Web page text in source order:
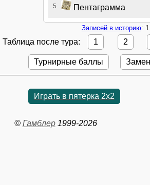
5 Пентаграмма
Записей в историю: 1
Таблица после тура: 1 2
Турнирные баллы
Играть в пятерка 2x2
© Гамблер1999-2026